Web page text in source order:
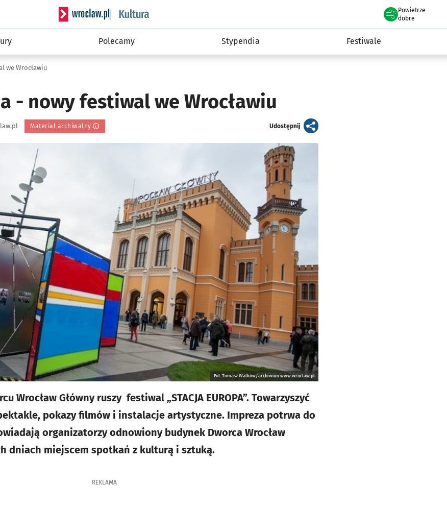
Serwis informacyjny wroclaw.pl podserwis: Kultura
Powietrze
we Wrocławiu
dobre
Polecamy Stypendia Festiwale
we Wrocławiu
- nowy festiwal we Wrocławiu
Materiał archiwalny Udostępnijartykuł
Fot. Tomasz Walków/archiwum www.wroclaw.pl
Wrocław Główny ruszy festiwal „STACJA EUROPA”. Towarzyszyć
pokazy filmów i instalacje artystyczne. Impreza potrwa do
organizatorzy odnowiony budynek Dworca Wrocław
dniach miejscem spotkań z kulturą i sztuką.
REKLAMA